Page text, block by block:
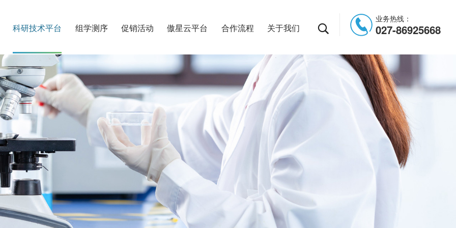
业务热线：
027-86925668
科研技术平台 组学测序 促销活动 傲星云平台 合作流程 关于我们